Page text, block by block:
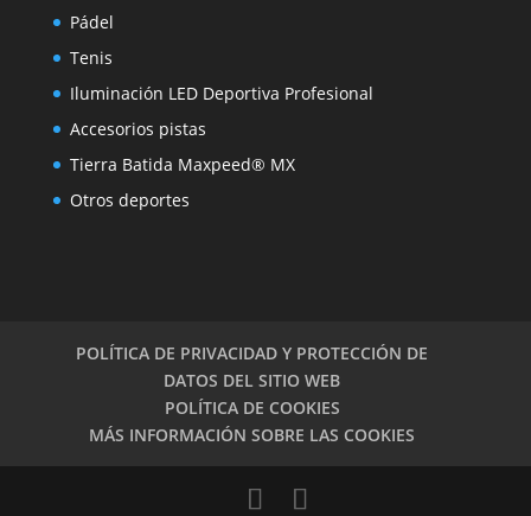
Pádel
Tenis
Iluminación LED Deportiva Profesional
Accesorios pistas
Tierra Batida Maxpeed® MX
Otros deportes
POLÍTICA DE PRIVACIDAD Y PROTECCIÓN DE
DATOS DEL SITIO WEB
POLÍTICA DE COOKIES
MÁS INFORMACIÓN SOBRE LAS COOKIES